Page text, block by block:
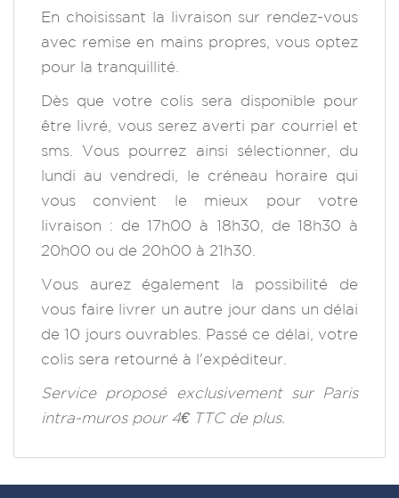
En choisissant la livraison sur rendez-vous
avec remise en mains propres, vous optez
pour la tranquillité.
Dès que votre colis sera disponible pour
être livré, vous serez averti par courriel et
sms. Vous pourrez ainsi sélectionner, du
lundi au vendredi, le créneau horaire qui
vous convient le mieux pour votre
livraison : de 17h00 à 18h30, de 18h30 à
20h00 ou de 20h00 à 21h30.
Vous aurez également la possibilité de
vous faire livrer un autre jour dans un délai
de 10 jours ouvrables. Passé ce délai, votre
colis sera retourné à l'expéditeur.
Service proposé exclusivement sur Paris
intra-muros pour 4€ TTC de plus.